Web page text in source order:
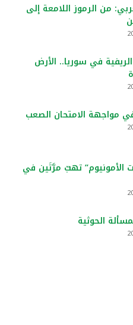
من الرموز اللامعة إلى
في سوريا.. الأرض
مواجهة الامتحان الصعب
الأمونيوم” تهبّ مرَّتَين في
الحوثية